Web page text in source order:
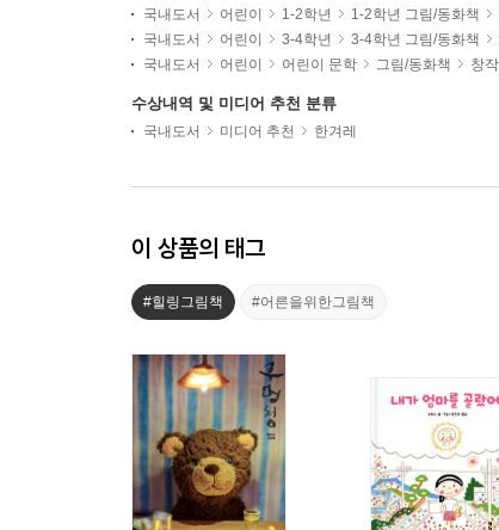
국내도서 어린이 1-2학년 1-2학년 그림/동화책
국내도서
어린이 3-4학년 3-4학년 그림/동화책
국내도서
어린이 어린이 문학 그림/동화책 창
수상내역 및 미디어 추천 분류
국내도서 미디어 추천 한겨레
이 상품의 태그
#힐링그림책 #어른을위한그림책